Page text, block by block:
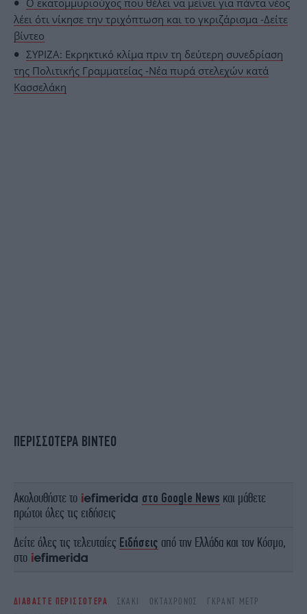
Ο εκατομμυριούχος που θέλει να μείνει για πάντα νέος
λέει ότι νίκησε την τριχόπτωση και το γκριζάρισμα -Δείτε
βίντεο
ΣΥΡΙΖΑ: Εκρηκτικό κλίμα πριν τη δεύτερη συνεδρίαση
της Πολιτικής Γραμματείας -Νέα πυρά στελεχών κατά
Κασσελάκη
ΠΕΡΙΣΣΟΤΕΡΑ ΒΙΝΤΕΟ
Ακολουθήστε το στο Google News και μάθετε
πρώτοι όλες τις ειδήσεις
Δείτε όλες τις τελευταίες Ειδήσεις από την Ελλάδα και τον Κόσμο,
στο
ΔΙΑΒΑΣΤΕ ΠΕΡΙΣΣΟΤΕΡΑ ΣΚΆΚΙ ΟΚΤΆΧΡΟΝΟΣ
ΓΚΡΑΝΤ ΜΕΤΡ